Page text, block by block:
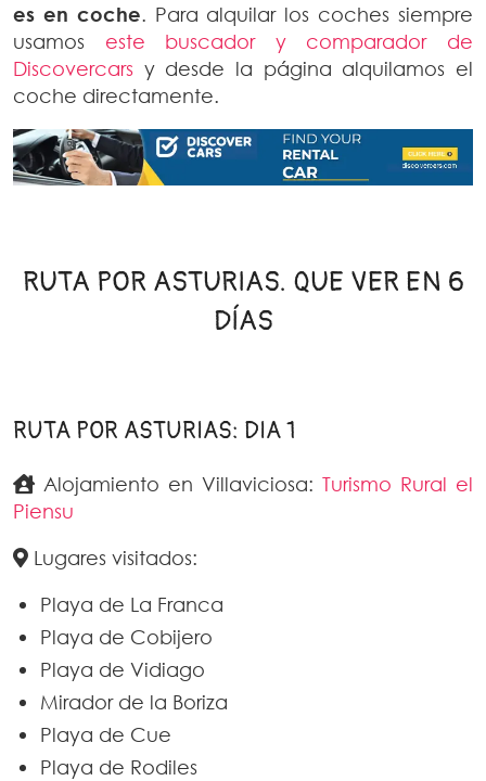
es en coche. Para alquilar los coches siempre
usamos este buscador y comparador de
Discovercars y desde la página alquilamos el
coche directamente.
RUTA POR ASTURIAS. QUE VER EN 6
DÍAS
RUTA POR ASTURIAS: DIA 1
Alojamiento en Villaviciosa: Turismo Rural el
Piensu
Lugares visitados:
Playa de La Franca
Playa de Cobijero
Playa de Vidiago
Mirador de la Boriza
Playa de Cue
Playa de Rodiles